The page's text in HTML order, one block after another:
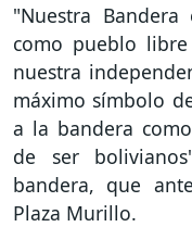
"Nuestra
como pueblo
nuestra
máximo símbolo
a la bandera
de ser
bandera, que
Plaza Murillo.